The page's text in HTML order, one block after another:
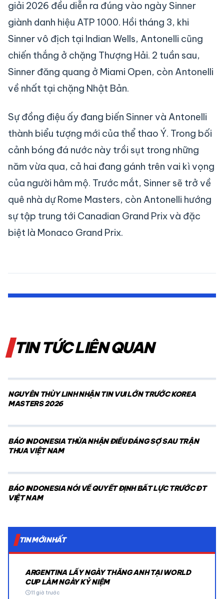
giải 2026 đều diễn ra đúng vào ngày Sinner
giành danh hiệu ATP 1000. Hồi tháng 3, khi
Sinner vô địch tại Indian Wells, Antonelli cũng
chiến thắng ở chặng Thượng Hải. 2 tuần sau,
Sinner đăng quang ở Miami Open, còn Antonelli
về nhất tại chặng Nhật Bản.
Sự đồng điệu ấy đang biến Sinner và Antonelli
thành biểu tượng mới của thể thao Ý. Trong bối
cảnh bóng đá nước này trồi sụt trong những
năm vừa qua, cả hai đang gánh trên vai kì vọng
của người hâm mộ. Trước mắt, Sinner sẽ trở về
quê nhà dự Rome Masters, còn Antonelli hướng
sự tập trung tới Canadian Grand Prix và đặc
biệt là Monaco Grand Prix.
TIN TỨC LIÊN QUAN
NGUYỄN THÙY LINH NHẬN TIN VUI LỚN TRƯỚC KOREA
MASTERS 2026
BÁO INDONESIA THỪA NHẬN ĐIỀU ĐÁNG SỢ SAU TRẬN
THUA VIỆT NAM
BÁO INDONESIA NÓI VỀ QUYẾT ĐỊNH BẤT LỰC TRƯỚC ĐT
VIỆT NAM
TIN MỚI NHẤT
ARGENTINA LẤY NGÀY THẮNG ANH TẠI WORLD
CUP LÀM NGÀY KỶ NIỆM
schedule11 giờ trước